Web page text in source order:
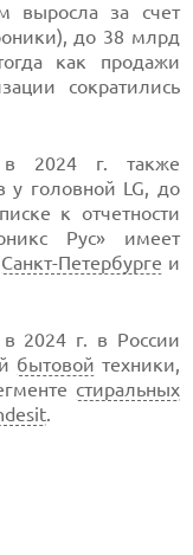
выросла за счет
до 38 млрд
как продажи
сократились
в 2024 г. также
у головной LG, до
к отчетности
Рус» имеет
Санкт-Петербурге и
2024 г. в России
бытовой техники,
стиральных
.